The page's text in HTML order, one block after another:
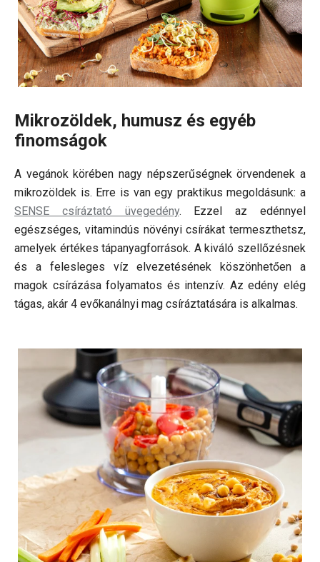
Mikrozöldek, humusz és egyéb
finomságok
A vegánok körében nagy népszerűségnek örvendenek a
mikrozöldek is. Erre is van egy praktikus megoldásunk: a
SENSE csíráztató üvegedény. Ezzel az edénnyel
egészséges, vitamindús növényi csírákat termeszthetsz,
amelyek értékes tápanyagforrások. A kiváló szellőzésnek
és a felesleges víz elvezetésének köszönhetően a
magok csírázása folyamatos és intenzív. Az edény elég
tágas, akár 4 evőkanálnyi mag csíráztatására is alkalmas.